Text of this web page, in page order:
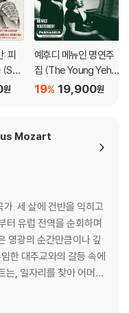
피
(Sch
원
예후디 메뉴인 명연주
집 (The Young Yehu
di Menuhin)
19,900원
19%
Mozart
. 세 살에 건반을 익히고
터 유럽 전역을 순회하며
영광의 순간만큼이나 깊
한 대주교와의 갈등 속에
는, 일자리를 찾아 어머니
그러나 그를 기다리고 있
서 마주한 어머니의 비극